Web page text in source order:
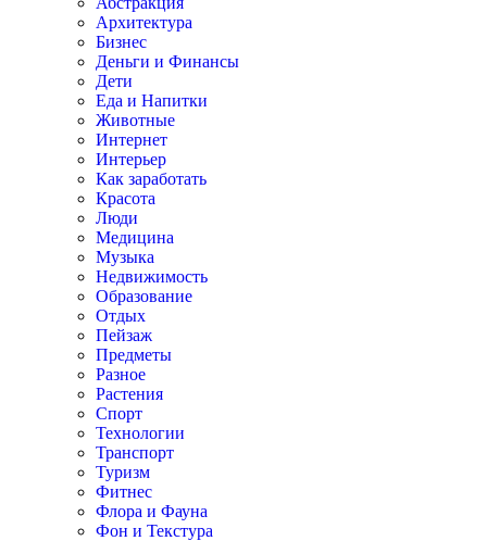
Архитектура
Бизнес
Деньги и Финансы
Дети
Еда и Напитки
Животные
Интернет
Интерьер
Как заработать
Красота
Люди
Медицина
Музыка
Недвижимость
Образование
Отдых
Пейзаж
Предметы
Разное
Растения
Спорт
Технологии
Транспорт
Туризм
Фитнес
Флора и Фауна
Фон и Текстура